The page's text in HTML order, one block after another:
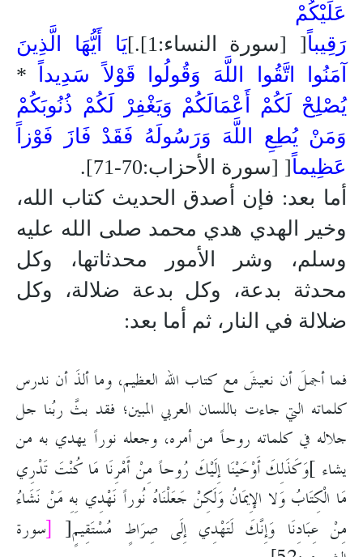
عَلَيْكُمْ
رَقِيبا[ [سورة النساء:1] .
]يَا أَيُّهَا الَّذِينَ
آمَنُوا اتَّقُوا اللَّهَ وَقُولُوا قَوْلاً سَدِيداً *
يُصْلِحْ لَكُمْ أَعْمَالَكُمْ وَيَغْفِرْ لَكُمْ ذُنُوبَكُمْ
وَمَنْ يُطِعِ اللَّهَ وَرَسُولَهُ فَقَدْ فَازَ فَوْزاً
عَظِيما[ [سورة الأحزاب:70-71]
.
أما بعد: فإن أصدق الحديث كتاب الله،
وخير الهدي هدي محمد صلى الله عليه
وسلم، وشر الأمور محدثاتها، وكل
محدثة بدعة، وكل بدعة ضلالة، وكل
ضلالة في النار، ثم أما بعد:
فما أجملَ أن نعيشَ مع كتاب الله العظيم، وما ألذَ أن ندرس
كلماته التي جاءت باللسان العربي المبين؛ فقد بثَّ ربُنا جل
جلاله في كلماته روحاً من أمره، وجعله نوراً يهدي به من
يشاء ]وَكَذَلِكَ أَوْحَيْنَا إِلَيْكَ رُوحاً مِنْ أَمْرِنَا مَا كُنْتَ تَدْرِي
مَا الْكِتَابُ وَلا الإِيمَانُ وَلَكِنْ جَعَلْنَاهُ نُوراً نَهْدِي بِهِ مَنْ نَشَاءُ
مِنْ عِبَادِنَا وَإِنَّكَ لَتَهْدِي إِلَى صِرَاطٍ مُسْتَقِيمٍ[
[سورة